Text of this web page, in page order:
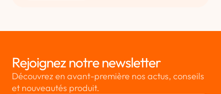
Rejoignez notre newsletter
Découvrez en avant-première nos actus, conseils
et nouveautés produit.